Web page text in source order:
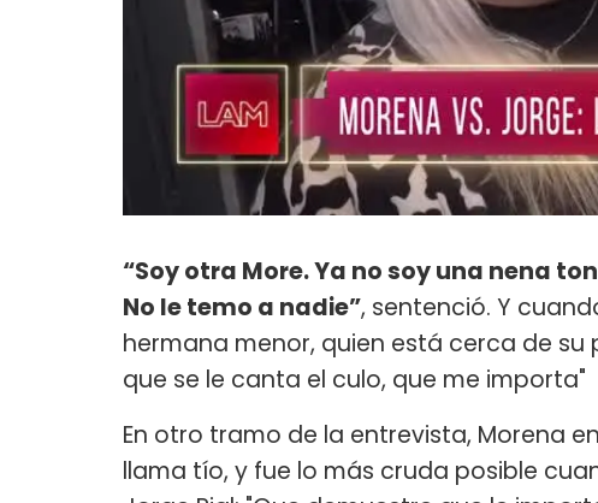
“Soy otra More. Ya no soy una nena
No le temo a nadie”, sentenció. Y
hermana menor, quien está cerca de su
que se le canta el culo, que me importa"
En otro tramo de la entrevista, Morena
llama tío, y fue lo más cruda posible